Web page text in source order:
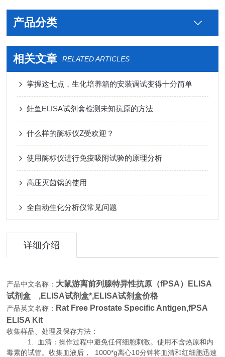
产品分类
相关文章 RELATED ARTICLES
掌握这七点，生化培养箱的安装调试变得十分简单
鲑鱼ELISA试剂盒检测未知抗原的方法
什么样的酶标仪Z受欢迎？
使用酶标仪进行免疫吸附试验的原理分析
高压灭菌锅的使用
全自动生化分析仪常见问题
详细介绍
产品中文名称： 大鼠游离前列腺特异性抗原（fPSA）ELISA
试剂盒 ,ELISA试剂盒*,ELISA试剂盒价格
产品英文名称： Rat Free Prostate Specific Antigen,fPSA
ELISA Kit
收集样品、处理及保存方法：
1. 血清：操作过程中避免任何细胞刺激。使用不含热原和内
毒素的试管。收集血液后， 1000*g离心10分钟将血清和红细胞迅速